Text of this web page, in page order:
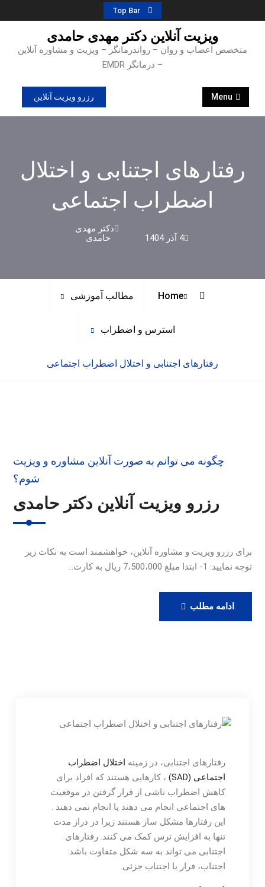
to
ویزیت آنلاین دکتر مهدی حامدی
متخصص اعصاب و روان – رواندرمانگر – ویزیت و مشاوره آنلاین
– درمانگر EMDR
Menu رزرو ویزیت آنلاین
رفتارهای اجتنابی و اختلال
اضطراب اجتماعی
4 آذر 1404
دکتر مهدی
حامدی
Home مطالب آموزشی
استرس و اضطراب
رفتارهای اجتنابی و اختلال اضطراب اجتماعی
چگونه می توانم به صورت آنلاین مشاوره و ویزیت
شوم؟
رزرو ویزیت آنلاین دکتر حامدی
برای رزرو ویزیت و مشاوره آنلاین، خواهشمند است به نکات زیر
توجه نمایید: 1- ابتدا مبلغ 7،500،000 ریال به کارت…
ادامه مطلبرزرو
ویزیت
رفتارهای اجتنابی، در زمینه اختلال اضطراب
اجتماعی (SAD)
، کارهایی هستند که افراد برای
کاهش اضطراب ناشی از قرار گرفتن در موقعیت
های اجتماعی انجام می دهند یا انجام نمی دهند .
این رفتارها مشکل ساز هستند زیرا در دراز مدت
تنها به افزایش ترس کمک می کنند. رفتارهای
اجتنابی می تواند به سه شکل متفاوت باشد:
اجتناب، فرار یا اجتناب جزئی.